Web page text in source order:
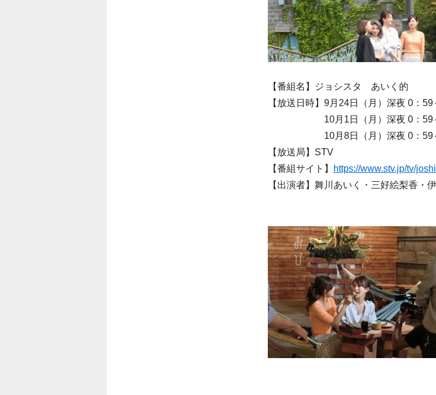
【番組名】ジョシスタ あいく的
【放送日時】9月24日（月）深夜 0：
10月1日（月）深夜 0：59～
10月8日（月）深夜 0：59～
【放送局】STV
【番組サイト】
https://www.stv.jp/tv/
【出演者】舞川あいく・三好絵梨香・